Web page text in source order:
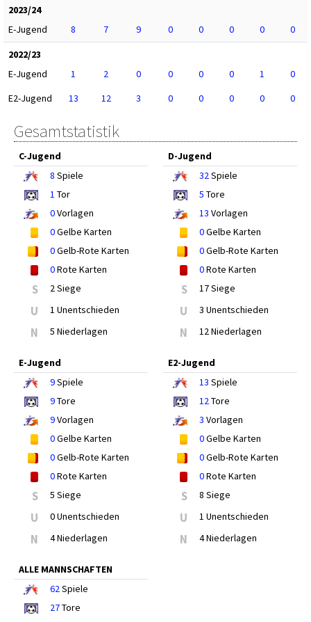
2023/24
E-Jugend
8 7 9 0 0 0 0
0
2022/23
E-Jugend
1 2 0 0 0 0 1
0
E2-Jugend
13 12 3 0 0 0 0 0
Gesamtstatistik
C-Jugend
8 Spiele
1 Tor
0Vorlagen
0Gelbe Karten
0Gelb-Rote Karten
0Rote Karten
S 2 Siege
U 1 Unentschieden
N 5 Niederlagen
D-Jugend
32Spiele
5 Tore
13 Vorlagen
0Gelbe Karten
0Gelb-Rote Karten
0Rote Karten
S 17 Siege
U 3 Unentschieden
N 12 Niederlagen
E-Jugend
9Spiele
9Tore
9Vorlagen
0Gelbe Karten
0Gelb-Rote Karten
0Rote Karten
S 5 Siege
U 0 Unentschieden
N 4 Niederlagen
E2-Jugend
13 Spiele
12Tore
3 Vorlagen
0Gelbe Karten
0Gelb-Rote Karten
0Rote Karten
S 8 Siege
U 1 Unentschieden
N 4 Niederlagen
ALLE MANNSCHAFTEN
62Spiele
27Tore